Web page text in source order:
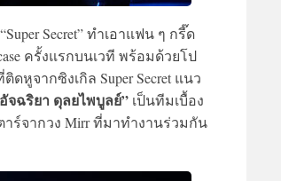
Secret” ทำเอาแฟน ๆ กรี๊ด
ครั้งแรกบนเวที พร้อมด้วยโป
จากซิงเกิล Super Secret แนว
จฉริยา ดุลยไพบูลย์” เป็นทีมเบื้อง
ร์จากวง Mirr ที่มาทำงานร่วมกัน